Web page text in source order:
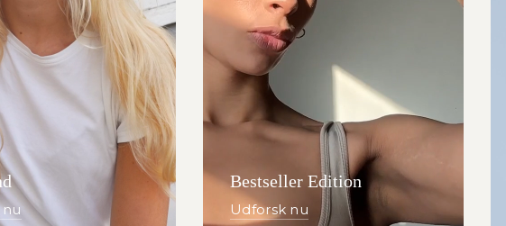
Bestseller Edition
Udforsk nu